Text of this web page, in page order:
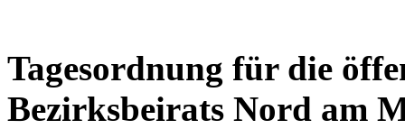
Tagesordnung für die
Bezirksbeirats Nord am